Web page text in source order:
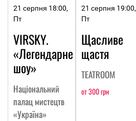
21 серпня 18:00,
Пт
VIRSKY.
«Легендарне
шоу»
Національний
палац мистецтв
«Україна»
21 серпня 19:00,
Пт
Щасливе
щастя
TEATROOM
от 300 грн